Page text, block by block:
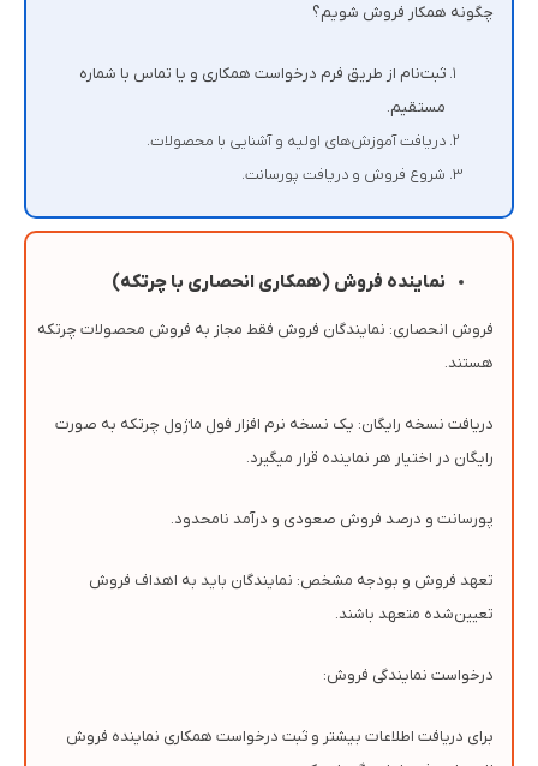
چگونه همکار فروش شویم؟
ثبت‌نام از طریق فرم درخواست همکاری و یا تماس با شماره
مستقیم.
دریافت آموزش‌های اولیه و آشنایی با محصولات.
شروع فروش و دریافت پورسانت.
نماینده فروش (همکاری انحصاری با چرتکه)
فروش انحصاری: نمایندگان فروش فقط مجاز به فروش محصولات چرتکه
هستند.
دریافت نسخه رایگان: یک نسخه نرم افزار فول ماژول چرتکه به صورت
رایگان در اختیار هر نماینده قرار میگیرد.
پورسانت و درصد فروش صعودی و درآمد نامحدود.
تعهد فروش و بودجه مشخص: نمایندگان باید به اهداف فروش
تعیین‌شده متعهد باشند.
درخواست نمایندگی فروش:
برای دریافت اطلاعات بیشتر و ثبت درخواست همکاری نماینده فروش